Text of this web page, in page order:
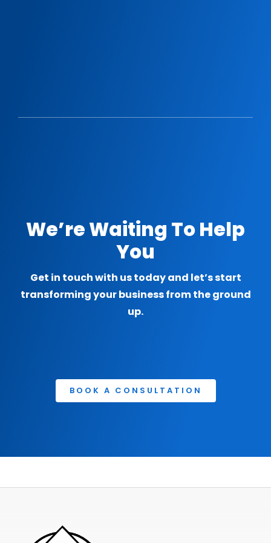
We’re Waiting To Help
You
Get in touch with us today and let’s start
transforming your business from the ground
up.
BOOK A CONSULTATION